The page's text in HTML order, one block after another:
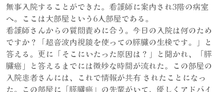
無事入院することができた。看護師に案内され3階の病室
へ。ここは大部屋という6人部屋である。
看護師さんからの質問責めに合う。今日の入院は何のため
ですか？「超音波内視鏡を使っての膵臓の生検です。」と
答える。更に「そこにいたった原因は？」と聞かれ、「膵
臓癌」と答えるまでには微妙な時間が流れた。この部屋の
入院患者さんには、これで情報が共有 されたことになっ
た。この部屋に「膵臓癌」の先輩がいて、優しくアドバイ